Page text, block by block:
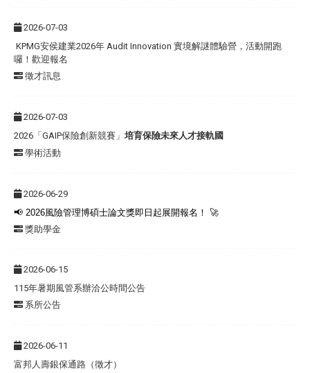
2026-07-03
KPMG安侯建業2026年 Audit Innovation 實境解謎體驗營，活動開跑
囉！歡迎報名
徵才訊息
2026-07-03
2026「GAIP保險創新競賽」 培育保險未來人才接軌國
學術活動
2026-06-29
📢 2026風險管理博碩士論文獎即日起展開報名！ 🚀
獎助學金
2026-06-15
115年暑期風管系辦洽公時間公告
系所公告
2026-06-11
富邦人壽銀保通路（徵才）